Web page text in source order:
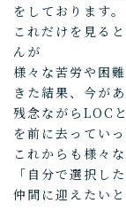
をしております。
これだけを見る
んが
様々な苦労や困
きた結果、今があ
残念ながらLOC
を前に去ってい
これからも様々
「自分で選択し
仲間に迎えたいと